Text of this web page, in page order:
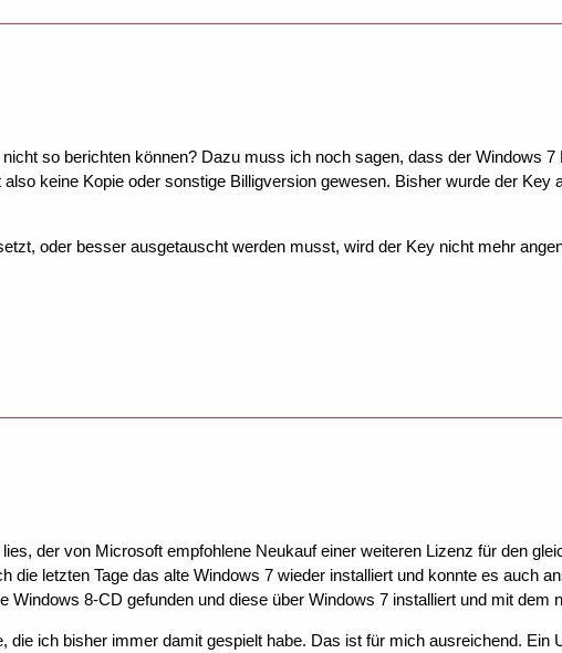
so berichten können? Dazu muss ich noch sagen, dass der Windows
keine Kopie oder sonstige Billigversion gewesen. Bisher wurde der Key
oder besser ausgetauscht werden musst, wird der Key nicht mehr
der von Microsoft empfohlene Neukauf einer weiteren Lizenz für den
die letzten Tage das alte Windows 7 wieder installiert und konnte es auch
Windows 8-CD gefunden und diese über Windows 7 installiert und mit dem
die ich bisher immer damit gespielt habe. Das ist für mich ausreichend. Ein